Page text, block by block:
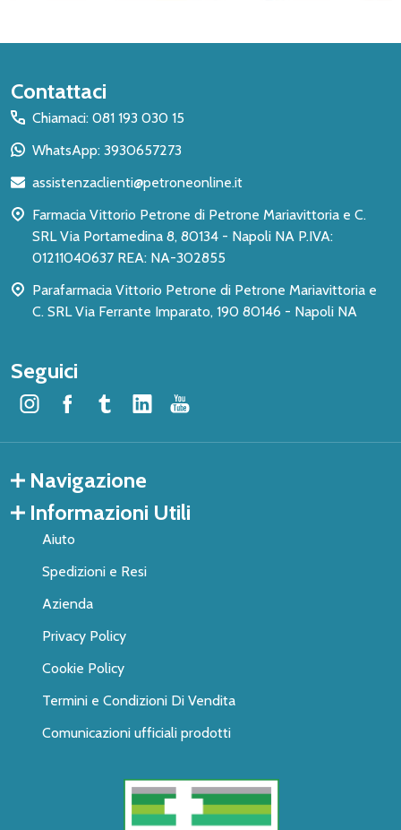
Inizio
del
piè
pagina
Contattaci
Chiamaci: 081 193 030 15
WhatsApp: 3930657273
assistenzaclienti@petroneonline.it
Farmacia Vittorio Petrone di Petrone Mariavittoria e C.
SRL Via Portamedina 8, 80134 - Napoli NA P.IVA:
01211040637 REA: NA-302855
Parafarmacia Vittorio Petrone di Petrone Mariavittoria e
C. SRL Via Ferrante Imparato, 190 80146 - Napoli NA
Seguici
Navigazione
Informazioni Utili
Aiuto
Spedizioni e Resi
Azienda
Privacy Policy
Cookie Policy
Termini e Condizioni Di Vendita
Comunicazioni ufficiali prodotti